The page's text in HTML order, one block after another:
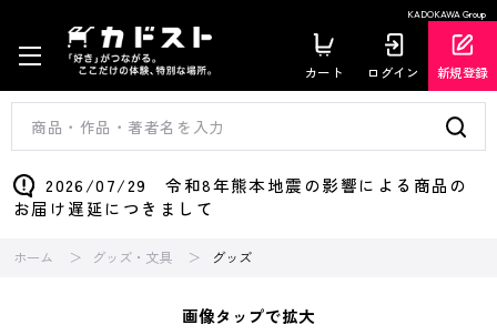
KADOKAWA Group
カート ログイン 新規登録
2026/07/29 令和8年熊本地震の影響による商品の
お届け遅延につきまして
ホーム グッズ・文具 グッズ
画像タップで拡大